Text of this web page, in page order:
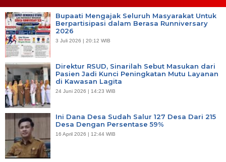
Bupaati Mengajak Seluruh Masyarakat Untuk
Berpartisipasi dalam Berasa Runniversary
2026
3 Juli 2026 | 20:12 WIB
Direktur RSUD, Sinarilah Sebut Masukan dari
Pasien Jadi Kunci Peningkatan Mutu Layanan
di Kawasan Lagita
24 Juni 2026 | 14:23 WIB
Ini Dana Desa Sudah Salur 127 Desa Dari 215
Desa Dengan Persentase 59%
16 April 2026 | 12:44 WIB